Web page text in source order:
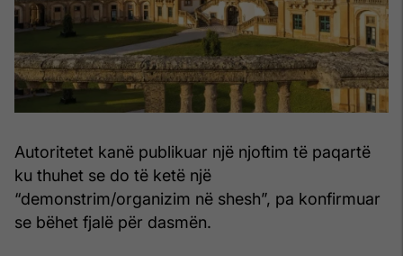
Autoritetet kanë publikuar një njoftim të paqartë
ku thuhet se do të ketë një
“demonstrim/organizim në shesh”, pa konfirmuar
se bëhet fjalë për dasmën.